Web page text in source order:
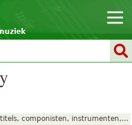
titels, componisten, instrumenten,...